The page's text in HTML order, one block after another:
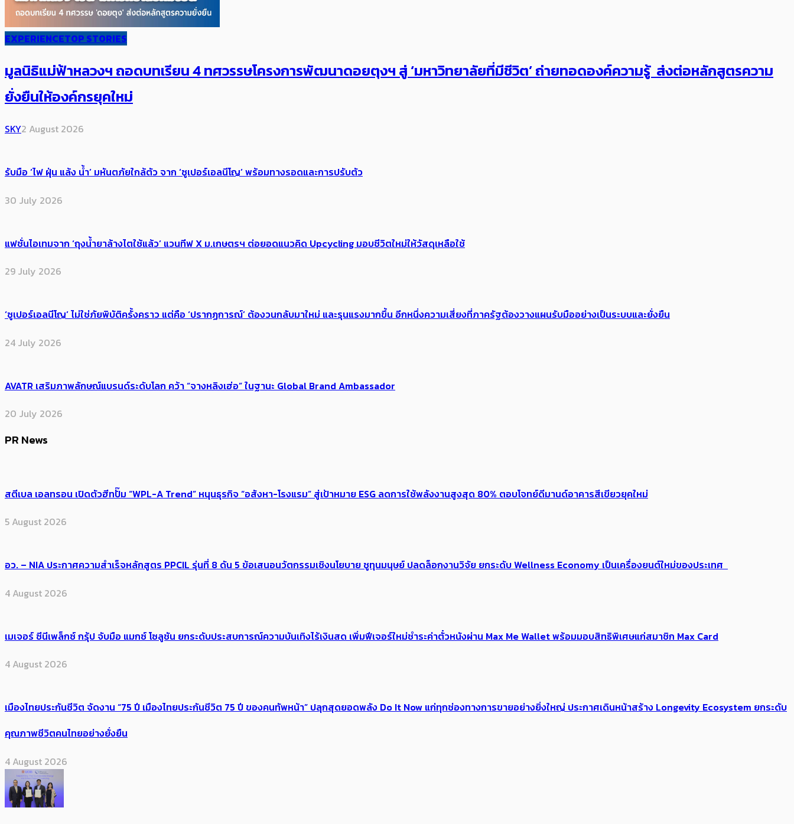
EXPERIENCETOP STORIES
มูลนิธิแม่ฟ้าหลวงฯ ถอดบทเรียน 4 ทศวรรษโครงการพัฒนาดอยตุงฯ สู่ ‘มหาวิทยาลัยที่มีชีวิต’ ถ่ายทอดองค์ความรู้ ส่งต่อหลักสูตรความ
ยั่งยืนให้องค์กรยุคใหม่
SKY2 August 2026
รับมือ ‘ไฟ ฝุ่น แล้ง น้ำ’ มหันตภัยใกล้ตัว จาก ‘ซูเปอร์เอลนีโญ’ พร้อมทางรอดและการปรับตัว
30 July 2026
แฟชั่นไอเทมจาก ‘ถุงน้ำยาล้างไตใช้แล้ว’ แวนทีฟ X ม.เกษตรฯ ต่อยอดแนวคิด Upcycling มอบชีวิตใหม่ให้วัสดุเหลือใช้
29 July 2026
‘ซูเปอร์เอลนีโญ’ ไม่ใช่ภัยพิบัติครั้งคราว แต่คือ ‘ปรากฏการณ์’ ​ต้อง​วนกลับมาใหม่ และรุนแรงมากขึ้น อีกหนึ่งความเสี่ยงที่ภาครัฐต้องวางแผนรับมืออย่างเป็นระบบและยั่งยืน
24 July 2026
AVATR เสริมภาพลักษณ์แบรนด์ระดับโลก คว้า “จางหลิงเฮ่อ” ในฐานะ Global Brand Ambassador
20 July 2026
PR News
สตีเบล เอลทรอน เปิดตัวฮีทปั๊ม “WPL-A Trend” หนุนธุรกิจ “อสังหา-โรงแรม” สู่เป้าหมาย ESG ลดการใช้พลังงานสูงสุด 80% ตอบโจทย์ดีมานด์อาคารสีเขียวยุคใหม่
5 August 2026
อว. – NIA ประกาศความสำเร็จหลักสูตร PPCIL รุ่นที่ 8 ดัน 5 ข้อเสนอนวัตกรรมเชิงนโยบาย ชูทุนมนุษย์ ปลดล็อกงานวิจัย ยกระดับ Wellness Economy เป็นเครื่องยนต์ใหม่ของประเทศ
4 August 2026
เมเจอร์ ซีนีเพล็กซ์ กรุ้ป จับมือ แมกซ์ โซลูชัน ยกระดับประสบการณ์ความบันเทิงไร้เงินสด เพิ่มฟีเจอร์ใหม่ชำระค่าตั๋วหนังผ่าน Max Me Wallet พร้อมมอบสิทธิพิเศษแก่สมาชิก Max Card
4 August 2026
เมืองไทยประกันชีวิต จัดงาน “75 ปี เมืองไทยประกันชีวิต 75 ปี ของคนทัพหน้า” ปลุกสุดยอดพลัง Do It Now แก่ทุกช่องทางการขายอย่างยิ่งใหญ่ ประกาศเดินหน้าสร้าง Longevity Ecosystem ยกระดับ
คุณภาพชีวิตคนไทยอย่างยั่งยืน
4 August 2026